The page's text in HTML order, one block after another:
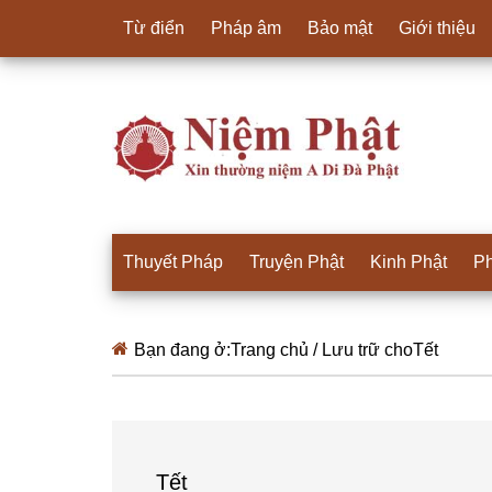
Từ điển Pháp âm Bảo mật Giới thiệu
Thuyết Pháp Truyện Phật Kinh Phật
Bạn đang ở:Trang chủ /Lưu trữ choTết
Tết